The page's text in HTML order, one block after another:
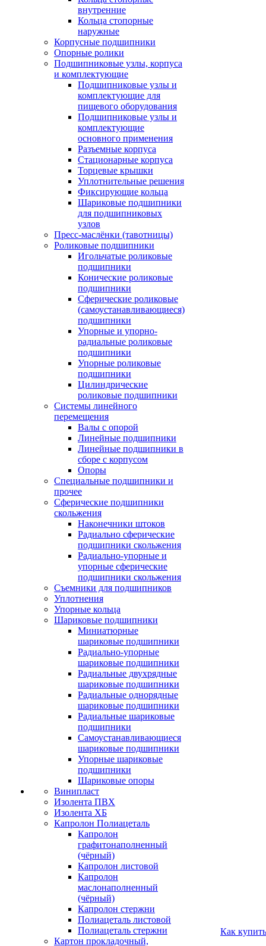
внутренние
Кольца стопорные
наружные
Корпусные подшипники
Опорные ролики
Подшипниковые узлы, корпуса
и комплектующие
Подшипниковые узлы и
комплектующие для
пищевого оборудования
Подшипниковые узлы и
комплектующие
основного применения
Разъемные корпуса
Стационарные корпуса
Торцевые крышки
Уплотнительные решения
Фиксирующие кольца
Шариковые подшипники
для подшипниковых
узлов
Пресс-маслёнки (тавотницы)
Роликовые подшипники
Игольчатые роликовые
подшипники
Конические роликовые
подшипники
Сферические роликовые
(самоустанавливающиеся)
подшипники
Упорные и упорно-
радиальные роликовые
подшипники
Упорные роликовые
подшипники
Цилиндрические
роликовые подшипники
Системы линейного
перемещения
Валы с опорой
Линейные подшипники
Линейные подшипники в
сборе с корпусом
Опоры
Специальные подшипники и
прочее
Сферические подшипники
скольжения
Наконечники штоков
Радиально сферические
подшипники скольжения
Радиально-упорные и
упорные сферические
подшипники скольжения
Съемники для подшипников
Уплотнения
Упорные кольца
Шариковые подшипники
Миниатюрные
шариковые подшипники
Радиально-упорные
шариковые подшипники
Радиальные двухрядные
шариковые подшипники
Радиальные однорядные
шариковые подшипники
Радиальные шариковые
подшипники
Самоустанавливающиеся
шариковые подшипники
Упорные шариковые
подшипники
Шариковые опоры
Винипласт
Изолента ПВХ
Изолента ХБ
Капролон Полиацеталь
Капролон
графитонаполненный
(чёрный)
Капролон листовой
Капролон
маслонаполненный
(чёрный)
Капролон стержни
Полиацеталь листовой
Полиацеталь стержни
Картон прокладочный,
Как купить